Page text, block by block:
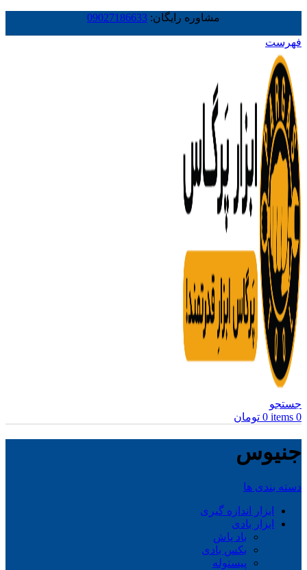
مشاوره رایگان: 09027186633
فهرست
جستجو
0
items
0 تومان
جنیوس
دسته بندی ها
ابزار اندازه گیری
ابزار بادی
باد پاش
بکس بادی
پیستوله